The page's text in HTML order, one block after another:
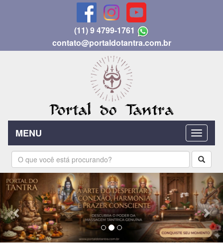
(11) 9 4799-1761
contato@portaldotantra.com.br
MENU
Previous